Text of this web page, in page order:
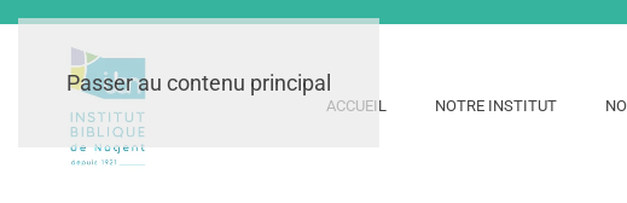
Passer au contenu principal
ACCUEIL NOTRE INSTITUT